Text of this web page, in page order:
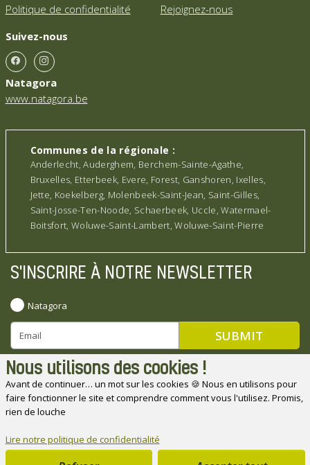
Nous utilisons des cookies !
Avant de continuer… un mot sur les cookies 🍪 Nous en utilisons pour
faire fonctionner le site et comprendre comment vous l'utilisez. Promis,
rien de louche
Lire notre politique de confidentialité
Politique de confidentialité
Rejoignez-nous
Suivez-nous
Natagora
www.natagora.be
Communes de la régionale :
Anderlecht, Auderghem, Berchem-Sainte-Agathe,
Bruxelles, Etterbeek, Evere, Forest, Ganshoren, Ixelles,
Jette, Koekelberg, Molenbeek-Saint-Jean, Saint-Gilles,
Saint-Josse-Ten-Noode, Schaerbeek, Uccle, Watermael-
Boitsfort, Woluwe-Saint-Lambert, Woluwe-Saint-Pierre
S'INSCRIRE À NOTRE NEWSLETTER
Natagora
Natagora souhaite remercier ses partenaires